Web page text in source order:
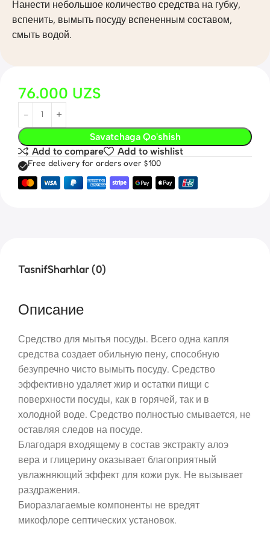
Нанести небольшое количество средства на губку,
вспенить, вымыть посуду вспененным составом,
смыть водой.
76.000 UZS
Savatchaga Qo'shish
Add to compare
Add to wishlist
Free delivery for orders over $100
TasnifSharhlar (0)
Описание
Средство для мытья посуды. Всего одна капля
средства создает обильную пену, способную
безупречно чисто вымыть посуду. Средство
эффективно удаляет жир и остатки пищи с
поверхности посуды, как в горячей, так и в
холодной воде. Средство полностью смывается, не
оставляя следов на посуде.
Благодаря входящему в состав экстракту алоэ
вера и глицерину оказывает благоприятный
увлажняющий эффект для кожи рук. Не вызывает
раздражения.
Биоразлагаемые компоненты не вредят
микофлоре септических установок.